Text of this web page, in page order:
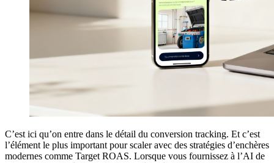
C’est ici qu’on entre dans le détail du conversion tracking. Et c’est
l’élément le plus important pour scaler avec des stratégies d’enchères
modernes comme Target ROAS. Lorsque vous fournissez à l’AI de